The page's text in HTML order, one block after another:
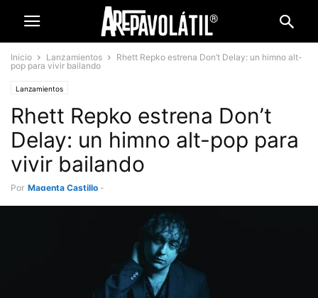
Inicio Lanzamientos
Rhett Repko estrena Don’t Delay: un himno alt-
pop para vivir bailando
Lanzamientos
Rhett Repko estrena Don’t
Delay: un himno alt-pop para
vivir bailando
Por Magenta Castillo -